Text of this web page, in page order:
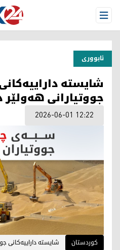
Open Menu
ئابووری
جووتیارانی
2026-06-01 12:22
کوردستان شایستە داراییەکانی